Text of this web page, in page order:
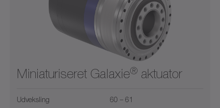
Miniaturiseret Galaxie® aktuator
Udveksling 60 – 61